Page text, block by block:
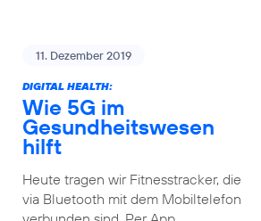
11. Dezember 2019
DIGITAL HEALTH:
Wie 5G im
Gesundheitswesen
hilft
Heute tragen wir Fitnesstracker, die
via Bluetooth mit dem Mobiltelefon